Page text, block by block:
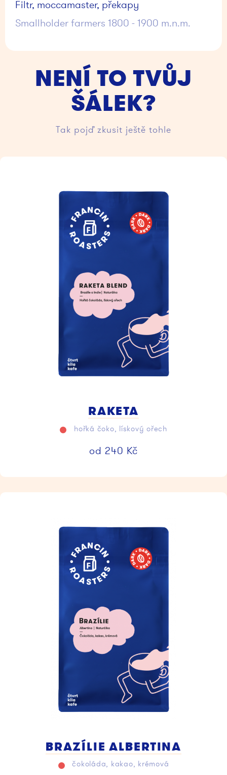
Filtr, moccamaster, překapy
Smallholder farmers 1800 - 1900 m.n.m.
NENÍ TO TVŮJ
ŠÁLEK?
Tak pojď zkusit ještě tohle
RAKETA
hořká čoko, lískový ořech
od 240 Kč
BRAZÍLIE ALBERTINA
čokoláda, kakao, krémová